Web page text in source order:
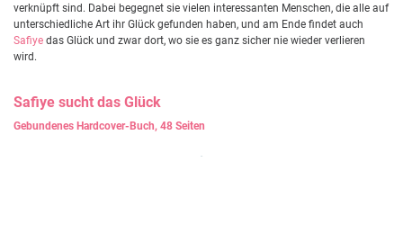
verknüpft sind. Dabei begegnet sie vielen interessanten Menschen, die alle auf
unterschiedliche Art ihr Glück gefunden haben, und am Ende findet auch
Safiye das Glück und zwar dort, wo sie es ganz sicher nie wieder verlieren
wird.
Safiye sucht das Glück
Gebundenes Hardcover-Buch, 48 Seiten